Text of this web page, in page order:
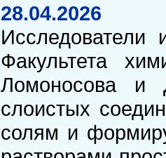
28.04.2026
Факультета
Ломоносова и
слоистых
солям и